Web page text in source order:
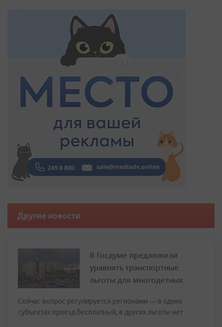
Другие новости
В Госдуме предложили
уравнять транспортные
льготы для многодетных
Сейчас вопрос регулируется регионами — в одних
субъектах проезд бесплатный, в других льготы нет